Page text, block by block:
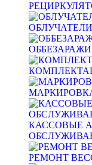
КАССОВЫЕ
РЕМОНТ